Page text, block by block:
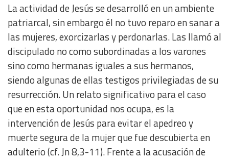
La actividad de Jesús se desarrolló en un ambiente
patriarcal, sin embargo él no tuvo reparo en sanar a
las mujeres, exorcizarlas y perdonarlas. Las llamó al
discipulado no como subordinadas a los varones
sino como hermanas iguales a sus hermanos,
siendo algunas de ellas testigos privilegiadas de su
resurrección. Un relato significativo para el caso
que en esta oportunidad nos ocupa, es la
intervención de Jesús para evitar el apedreo y
muerte segura de la mujer que fue descubierta en
adulterio (cf. Jn 8,3-11). Frente a la acusación de
Use limited data to select content
IAB Special Features:
Use precise geolocation data
Identify devices based on information actively requested
Non-IAB processing purposes:
Essential
Analytical